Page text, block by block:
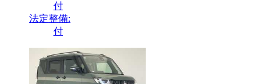
付
法定整備:
付